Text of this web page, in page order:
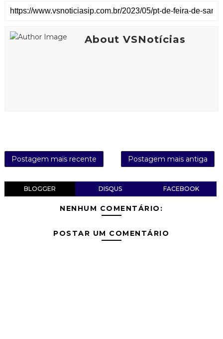
About VSNotícias
Postagem mais recente Postagem mais antiga
BLOGGER DISQUS FACEBOOK
NENHUM COMENTÁRIO:
POSTAR UM COMENTÁRIO